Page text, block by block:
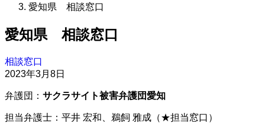
愛知県 相談窓口
愛知県 相談窓口
相談窓口
2023年3月8日
弁護団： サクラサイト被害弁護団愛知
担当弁護士：平井 宏和、鵜飼 雅成（★担当窓口）